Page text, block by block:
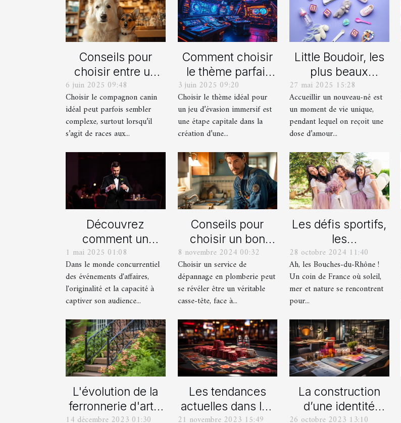
Conseils pour
choisir entre un
berger blanc
suisse et un
berger américain
miniature
6 juin 2025 09:48
Choisir le compagnon canin
idéal peut parfois sembler
complexe, surtout lorsqu’il
s’agit de races aux...
Comment choisir
le thème parfait
pour votre
prochain jeu
d'évasion
immersif
3 juin 2025 09:20
Choisir le thème idéal pour
un jeu d’évasion immersif est
une étape capitale dans la
création d’une...
Little Boudoir, les
plus beaux
cadeaux de
naissance
personnalisés !
27 mai 2025 15:28
Accueillir un nouveau-né est
un moment de vie unique,
pendant lequel on reçoit une
dose d’amour...
Découvrez
comment un
spectacle de
magie transforme
les événements
professionnels
1 mai 2025 01:08
Dans le monde concurrentiel
des événements d'affaires,
l'originalité et la capacité à
captiver son audience...
Conseils pour
choisir un bon
service de
dépannage en
plomberie
8 novembre 2024 00:32
Choisir un service de
dépannage en plomberie peut
se révéler être un véritable
casse-tête, face à...
Les défis sportifs,
les
incontournables
de toute
organisation d’EVG
et EVJF dans les
Rhône
28 octobre 2024 11:40
Ah, les Bouches-du-Rhône !
Un coin de France où soleil,
mer et nature se rencontrent
pour...
L'évolution de la
ferronnerie d'art à
14 décembre 2023 01:30
Les tendances
actuelles dans les
21 novembre 2023 15:49
La construction
d’une identité
26 octobre 2023 13:10